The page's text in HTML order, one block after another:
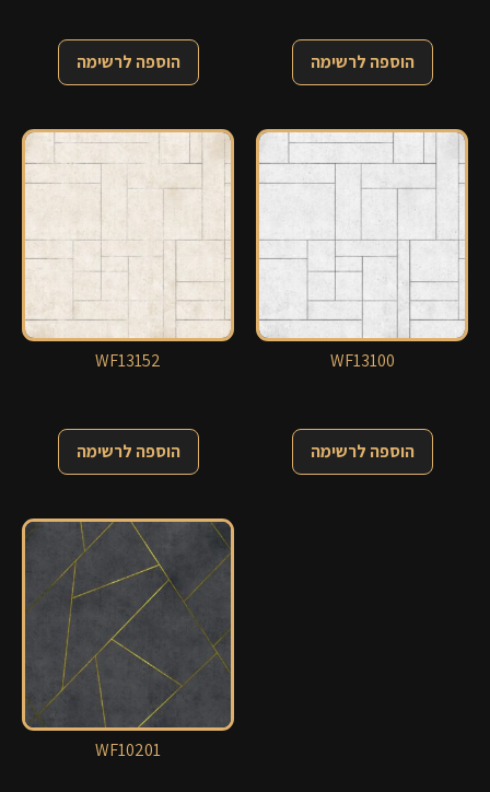
הוספה לרשימה הוספה לרשימה
WF13152
הוספה לרשימה
WF13100
הוספה לרשימה
WF10201